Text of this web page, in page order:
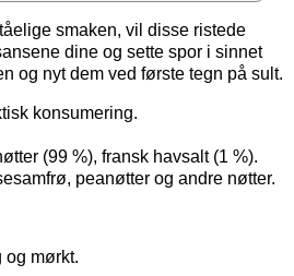
smaken, vil disse ristede
dine og sette spor i sinnet
og nyt dem ved første tegn på sult.
konsumering.
(99 %), fransk havsalt (1 %).
peanøtter og andre nøtter.
og mørkt.